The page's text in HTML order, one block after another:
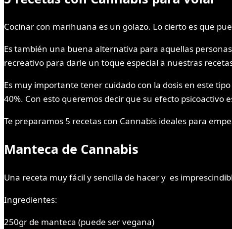
Cocinar con marihuana es un golazo. Lo cierto es que
Es también una buena alternativa para aquellas
recreativo para darle un toque especial a nuestras
Es muy importante tener cuidado con la dosis en este
40%. Con esto queremos decir que su efecto psicoactivo
Te preparamos 5 recetas con Cannabis ideales para
Manteca de Cannabis
Una receta muy fácil y sencilla de hacer y es
Ingredientes:
250gr de manteca (puede ser vegana)